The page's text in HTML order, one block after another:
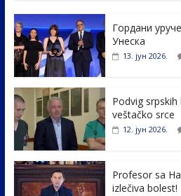
e
b
o
o
k
itt
er e
dI
e
Гордани
Унеска
13. јун 2026.
Podvig
veštačko srce
12. јун 2026.
Profesor sa
izlečiva bolest!